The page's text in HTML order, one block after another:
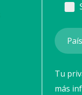
Tu
más